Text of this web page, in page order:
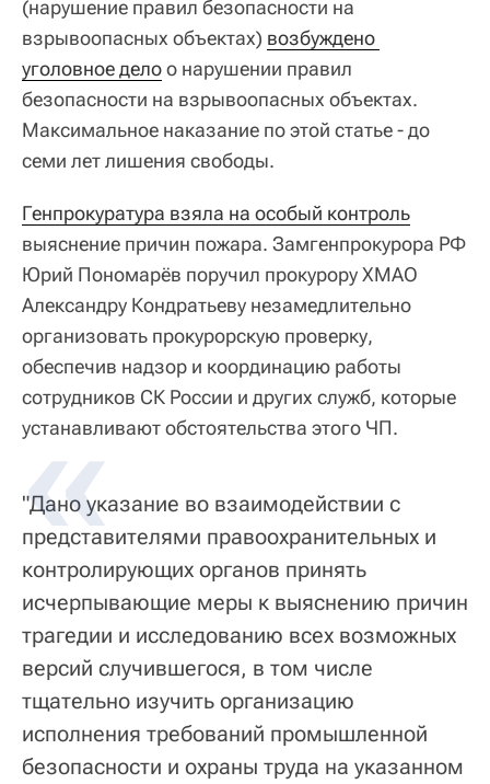
(нарушение правил безопасности на
взрывоопасных объектах) возбуждено
уголовное делоо нарушении правил
безопасности на взрывоопасных объектах.
Максимальное наказание по этой статье - до
семи лет лишения свободы.
Генпрокуратура взяла на особый контроль
выяснение причин пожара. Замгенпрокурора РФ
Юрий Пономарёв поручил прокурору ХМАО
Александру Кондратьеву незамедлительно
организовать прокурорскую проверку,
обеспечив надзор и координацию работы
сотрудников СК России и других служб, которые
устанавливают обстоятельства этого ЧП.
"Дано указание во взаимодействии с
представителями правоохранительных и
контролирующих органов принять
исчерпывающие меры к выяснению причин
трагедии и исследованию всех возможных
версий случившегося, в том числе
тщательно изучить организацию
исполнения требований промышленной
безопасности и охраны труда на указанном